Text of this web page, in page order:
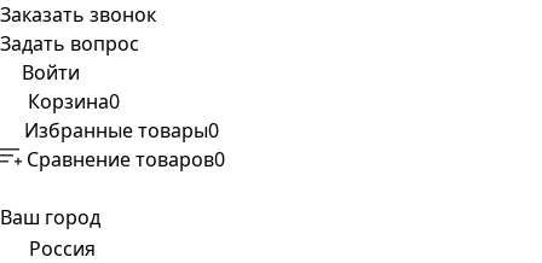
Заказать звонок
Задать вопрос
Войти
Корзина0
Избранные товары0
Сравнение товаров0
Ваш город
Россия